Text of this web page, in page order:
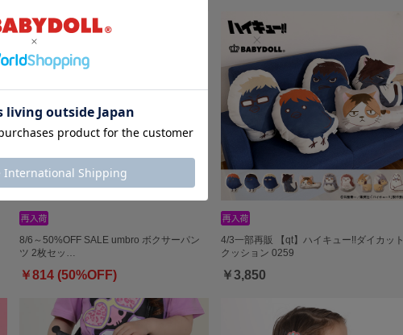
8/6～50%OFF SALE umbro ボクサーパン
ツ 2枚セッ…
￥814 (50%OFF)
4/3一部再販 【qt】ハイキュー!!ダイカット
クッション 0259
￥3,850